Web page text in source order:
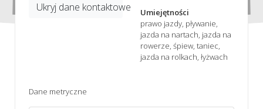
Ukryj dane kontaktowe
Umiejętności
prawo jazdy, pływanie,
jazda na nartach, jazda na
rowerze, śpiew, taniec,
jazda na rolkach, łyżwach
Dane metryczne